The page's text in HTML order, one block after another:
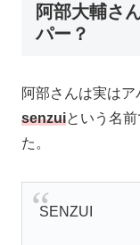
阿部大輔さ
パー？
阿部さんは実は
senzuiという名
た。
SENZUI